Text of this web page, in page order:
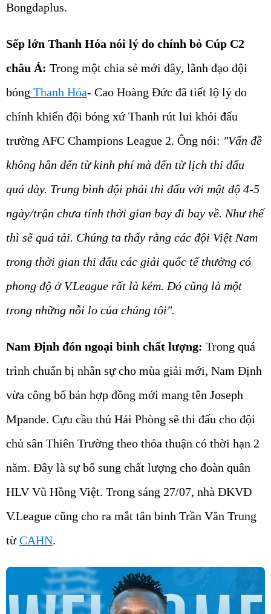
Bongdaplus.
Sếp lớn Thanh Hóa nói lý do chính bỏ Cúp C2
châu Á: Trong một chia sẻ mới đây, lãnh đạo đội
bóng Thanh Hóa- Cao Hoàng Đức đã tiết lộ lý do
chính khiến đội bóng xứ Thanh rút lui khỏi đấu
trường AFC Champions League 2. Ông nói: "Vấn đề
không hẳn đến từ kinh phí mà đến từ lịch thi đấu
quá dày. Trung bình đội phải thi đấu với mật độ 4-5
ngày/trận chưa tính thời gian bay đi bay về. Như thế
thì sẽ quá tải. Chúng ta thấy rằng các đội Việt Nam
trong thời gian thi đấu các giải quốc tế thường có
phong độ ở V.League rất là kém. Đó cũng là một
trong những nỗi lo của chúng tôi".
Nam Định đón ngoại binh chất lượng: Trong quá
trình chuẩn bị nhân sự cho mùa giải mới, Nam Định
vừa công bố bản hợp đồng mới mang tên Joseph
Mpande. Cựu cầu thủ Hải Phòng sẽ thi đấu cho đội
chủ sân Thiên Trường theo thỏa thuận có thời hạn 2
năm. Đây là sự bổ sung chất lượng cho đoàn quân
HLV Vũ Hồng Việt. Trong sáng 27/07, nhà ĐKVĐ
V.League cũng cho ra mắt tân binh Trần Văn Trung
từCAHN.